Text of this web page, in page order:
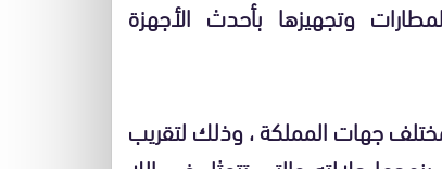
وتجهيزها بأحدث الأجهزة
جهات المملكة ، وذلك لتقريب